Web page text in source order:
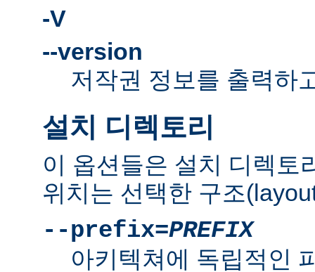
-V
--version
저작권 정보를 출력하
설치 디렉토리
이 옵션들은 설치 디렉토
위치는 선택한 구조
--prefix=PREFIX
아키텍쳐에 독립적인